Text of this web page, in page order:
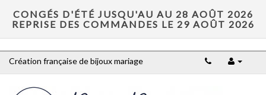
CONGÉS D'ÉTÉ JUSQU'AU AU 28 AOÛT 2026
REPRISE DES COMMANDES LE 29 AOÛT 2026
Création française de bijoux mariage